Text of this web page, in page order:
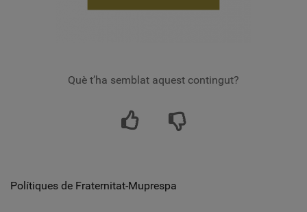
Què t’ha semblat aquest contingut?
Polítiques de Fraternitat-Muprespa